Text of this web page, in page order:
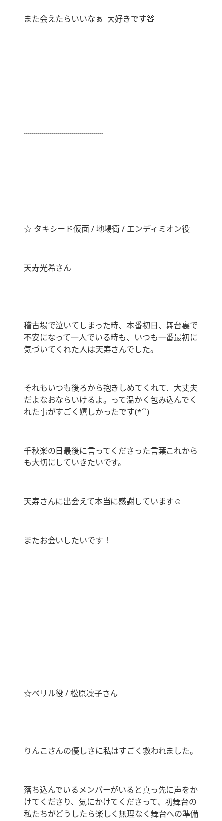
また会えたらいいなぁ 大好きです🧸
┈┈┈┈┈┈┈┈┈┈
☆ タキシード仮面 / 地場衛 / エンディミオン役
天寿光希さん
稽古場で泣いてしまった時、本番初日、舞台裏で
不安になって一人でいる時も、いつも一番最初に
気づいてくれた人は天寿さんでした。
それもいつも後ろから抱きしめてくれて、大丈夫
だよなおならいけるよ。って温かく包み込んでく
れた事がすごく嬉しかったです(*´`)
千秋楽の日最後に言ってくださった言葉これから
も大切にしていきたいです。
天寿さんに出会えて本当に感謝しています☺️
またお会いしたいです！
┈┈┈┈┈┈┈┈┈┈
☆ベリル役 / 松原凜子さん
りんこさんの優しさに私はすごく救われました。
落ち込んでいるメンバーがいると真っ先に声をか
けてくださり、気にかけてくださって、初舞台の
私たちがどうしたら楽しく無理なく舞台への準備